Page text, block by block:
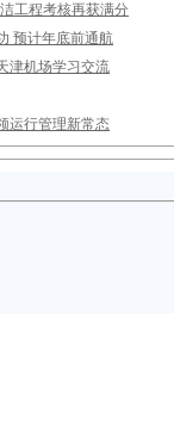
工程考核再获满分
预计年底前通航
津机场学习交流
运行管理新常态